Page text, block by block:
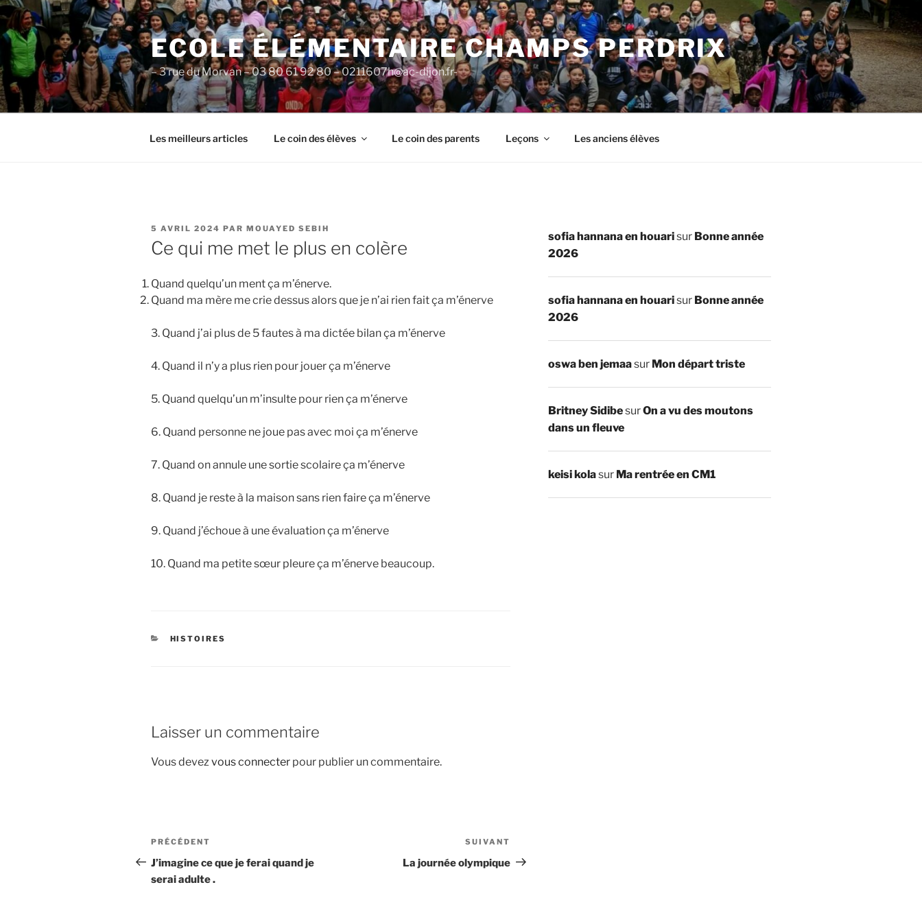
Aller
au
contenu
principal
ECOLE ÉLÉMENTAIRE CHAMPS PERDRIX
– 3 rue du Morvan – 03 80 61 92 80 – 0211607h@ac-dijon.fr-
Les meilleurs articles Le coin des élèves Le coin des parents Leçons Les anciens élèves
PUBLIÉ
LE
5 AVRIL 2024 PAR MOUAYED SEBIH
Ce qui me met le plus en colère
Quand quelqu’un ment ça m’énerve.
Quand ma mère me crie dessus alors que je n’ai rien fait ça m’énerve
3. Quand j’ai plus de 5 fautes à ma dictée bilan ça m’énerve
4. Quand il n’y a plus rien pour jouer ça m’énerve
5. Quand quelqu’un m’insulte pour rien ça m’énerve
6. Quand personne ne joue pas avec moi ça m’énerve
7. Quand on annule une sortie scolaire ça m’énerve
8. Quand je reste à la maison sans rien faire ça m’énerve
9. Quand j’échoue à une évaluation ça m’énerve
10. Quand ma petite sœur pleure ça m’énerve beaucoup.
CATÉGORIES
HISTOIRES
Laisser un commentaire
Vous devez vous connecter pour publier un commentaire.
Navigation
de
l’article
Article
précédent
PRÉCÉDENT
J’imagine ce que je ferai quand je
serai adulte .
suivant
SUIVANT
La journée olympique
sofia hannana en houarisur Bonne année
2026
sofia hannana en houarisur Bonne année
2026
oswa ben jemaasur Mon départ triste
Britney SidibesurOn a vu des moutons
dans un fleuve
keisi kolasur Ma rentrée en CM1